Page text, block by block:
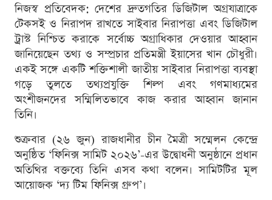
নিজস্ব প্রতিবেদক: দেশের দ্রুতগতির ডিজিটাল অগ্রযাত্রাকে
টেকসই ও নিরাপদ রাখতে সাইবার নিরাপত্তা এবং ডিজিটাল
ট্রাস্ট নিশ্চিত করাকে সর্বোচ্চ অগ্রাধিকার দেওয়ার আহ্বান
জানিয়েছেন তথ্য ও সম্প্রচার প্রতিমন্ত্রী ইয়াসের খান চৌধুরী।
একই সঙ্গে একটি শক্তিশালী জাতীয় সাইবার নিরাপত্তা ব্যবস্থা
গড়ে তুলতে তথ্যপ্রযুক্তি শিল্প এবং গণমাধ্যমের
অংশীজনদের সম্মিলিতভাবে কাজ করার আহ্বান জানান
তিনি।
শুক্রবার (২৬ জুন) রাজধানীর চীন মৈত্রী সম্মেলন কেন্দ্রে
অনুষ্ঠিত ‘ফিনিক্স সামিট ২০২৬’-এর উদ্বোধনী অনুষ্ঠানে প্রধান
অতিথির বক্তব্যে তিনি এসব কথা বলেন। সামিটটির মূল
আয়োজক ‘দ্য টিম ফিনিক্স গ্রুপ’।